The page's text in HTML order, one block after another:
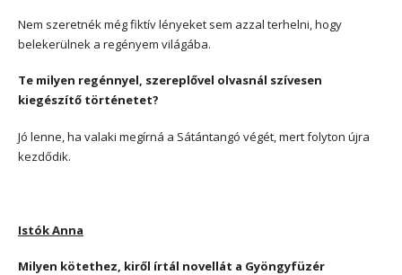
Nem szeretnék még fiktív lényeket sem azzal terhelni, hogy
belekerülnek a regényem világába.
Te milyen regénnyel, szereplővel olvasnál szívesen
kiegészítő történetet?
Jó lenne, ha valaki megírná a Sátántangó végét, mert folyton újra
kezdődik.
Istók Anna
Milyen kötethez, kiről írtál novellát a Gyöngyfüzér